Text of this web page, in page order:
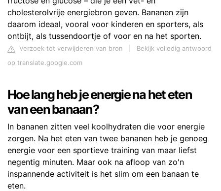
cholesterolvrije energiebron geven. Bananen zijn
daarom ideaal, vooral voor kinderen en sporters, als
ontbijt, als tussendoortje of voor en na het sporten.
Verzoek tot verwijderen van bron
Bekijk volledig antwoord
op translate.google.com
Hoe lang heb je energie na het eten
van een banaan?
In bananen zitten veel koolhydraten die voor energie
zorgen. Na het eten van twee bananen heb je genoeg
energie voor een sportieve training van maar liefst
negentig minuten. Maar ook na afloop van zo'n
inspannende activiteit is het slim om een banaan te
eten.